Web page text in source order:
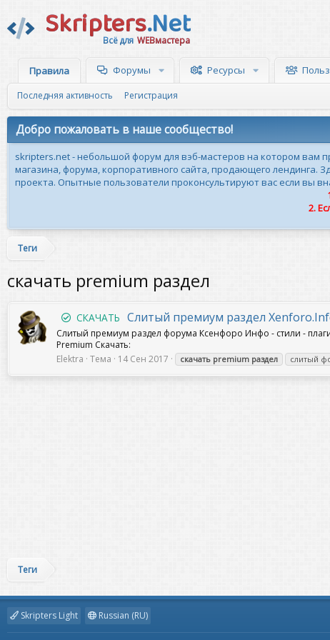
Skripters.Net
Всё для WEBмастера
Правила Форумы Ресурсы
Последняя активность Регистрация
Добро пожаловать в наше сообщество!
skripters.net - небольшой форум для вэб-мастеров на котором вам
магазина, форума, корпоративного сайта, продающего лендинга.
проекта. Опытные пользователи проконсультируют вас если вы
2.
Теги
скачать premium раздел
СКАЧАТЬ Слитый премиум раздел
Слитый премиум раздел форума Ксенфоро Инфо - стили -
Premium Скачать:
Elektra Тема 14 Сен 2017 скачать premium раздел слитый
Теги
Skripters Light Russian (RU)